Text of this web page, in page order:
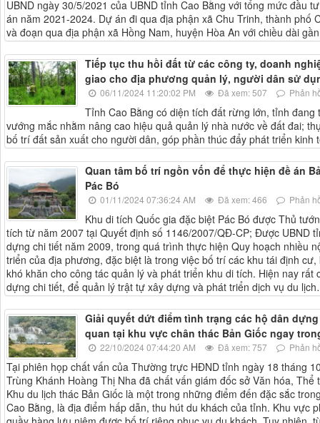
UBND ngày 30/5/2021 của UBND tỉnh Cao Bằng với tổng mức đầu
án năm 2021-2024. Dự án đi qua địa phận xã Chu Trinh, thành phố
và đoạn qua địa phận xã Hồng Nam, huyện Hòa An với chiều dài
Tiếp tục thu hồi đất từ các công ty, doanh
giao cho địa phương quản lý, người dân sử
06/11/2024 11:20:02 PM Đã xem: 507 Phản
Tỉnh Cao Bằng có diện tích đất rừng lớn, tỉnh
vướng mắc nhằm nâng cao hiệu quả quản lý nhà nước về đất đai;
bố trí đất sản xuất cho người dân, góp phần thúc đẩy phát triển kinh
Quan tâm bố trí ngồn vốn để thực hiện đề án
Pác Bó
01/11/2024 07:36:24 AM Đã xem: 466 Phản
Khu di tích Quốc gia đặc biệt Pác Bó được Thủ
tích từ năm 2007 tại Quyết định số 1146/2007/QĐ-CP; Được UBND
dựng chi tiết năm 2009, trong quá trình thực hiện Quy hoạch nhiều
triển của địa phương, đặc biệt là trong việc bố trí các khu tái định
khó khăn cho công tác quản lý và phát triển khu di tích. Hiện nay
dựng chi tiết, để quản lý trật tự xây dựng và phát triển dịch vụ du
Giải quyết dứt điểm tình trạng các hộ dân
quan tại khu vực chân thác Bản Giốc ngay
22/10/2024 07:44:20 AM Đã xem: 757 Phản
Tại phiên họp chất vấn của Thường trực HĐND tỉnh ngày 18 tháng
Trùng Khánh Hoàng Thị Nha đã chất vấn giám đốc sở Văn hóa,
Khu du lịch thác Bản Giốc là một trong những điểm đến đặc sắc
Cao Bằng, là địa điểm hấp dẫn, thu hút du khách của tỉnh. Khu vực